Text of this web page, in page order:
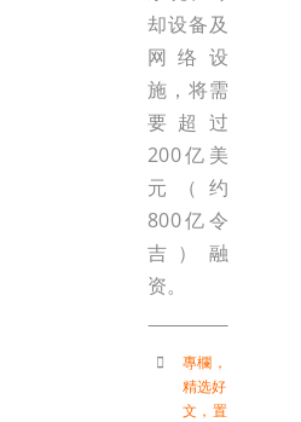
却设备及
网络设
施，将需
要超过
200亿美
元（约
800亿令
吉）融
资。
專欄 ，
精选好
文 ， 置